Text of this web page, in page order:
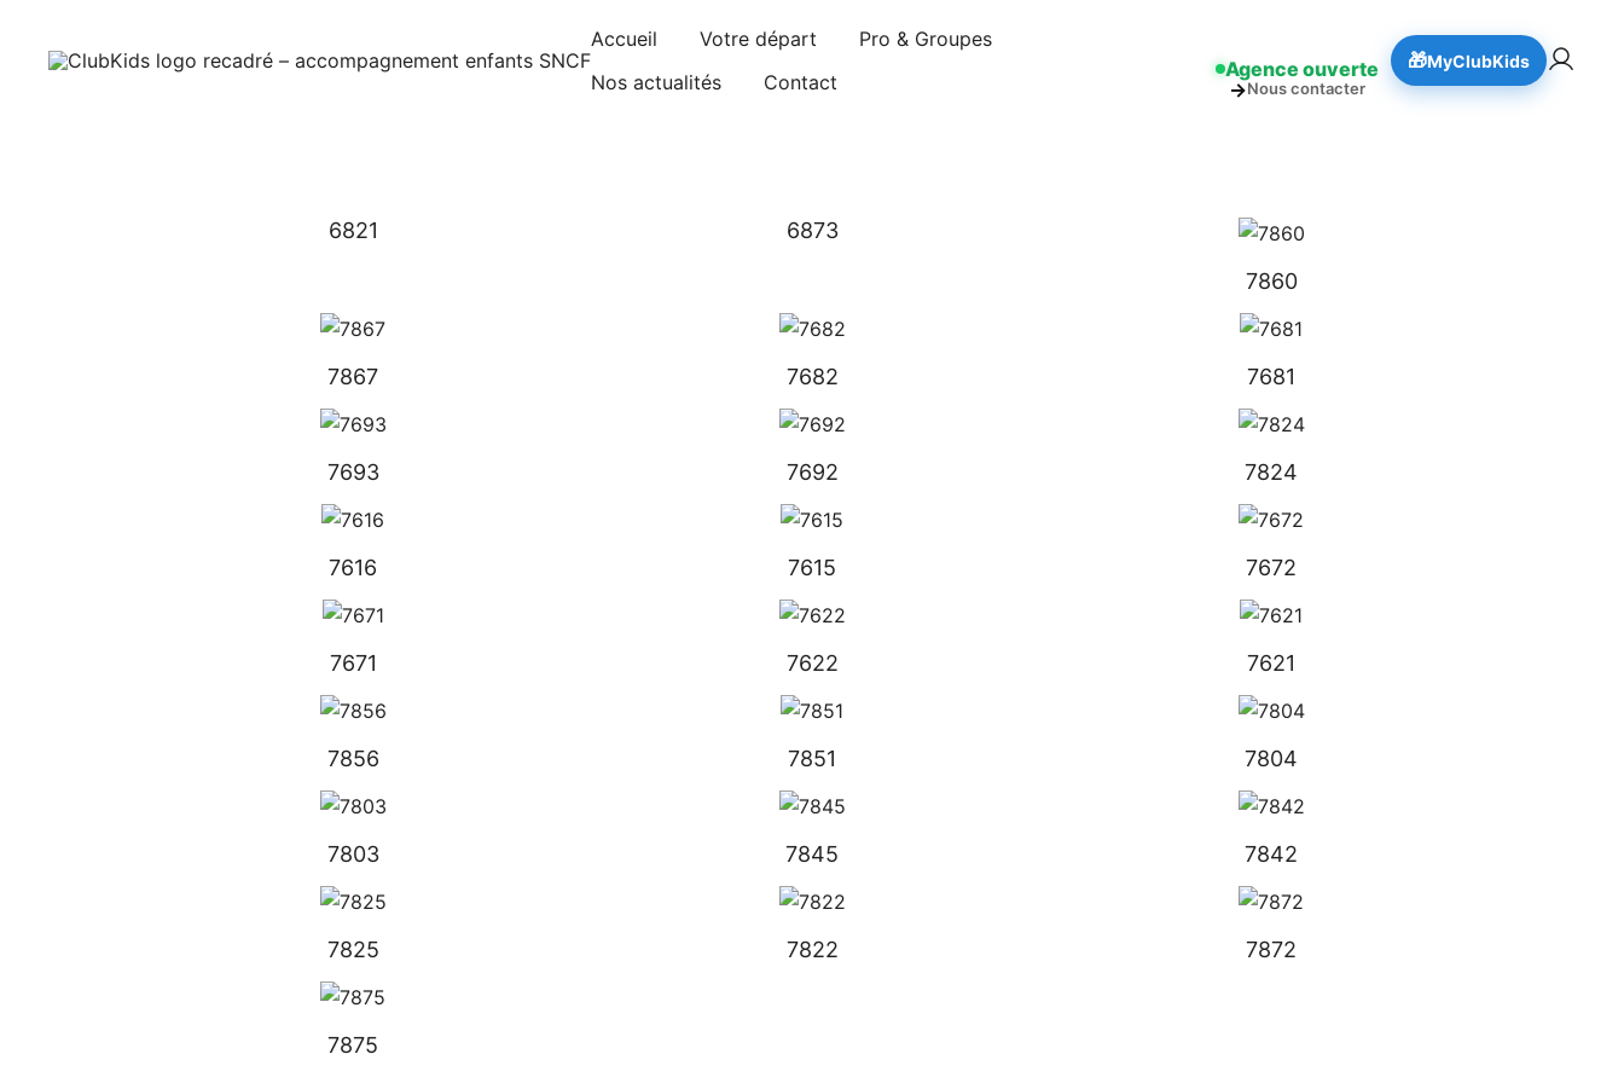
content
Accueil Votre départ
Pro & Groupes
Nos actualités
Contact
Agence ouverte
→Nous contacter
🎁MyClubKids
6821
6873
7860
7867 7682 7681
7693 7692 7824
7616 7615 7672
7671 7622 7621
7856 7851 7804
7803 7845 7842
7825 7822 7872
7875
🚨 Nos accompagnements sont pris d’assaut. Réservez dès maintenant !